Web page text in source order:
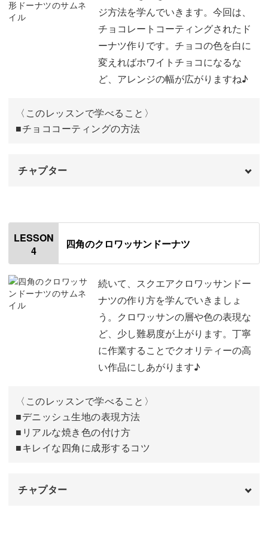
さし込みをして仕上げる 50:29
シートをドーナツに重ねて刺す 04:22
1回目のコーティングを刺す 05:12
2回目のコーティングを刺す 08:18
ジ方法を学んでいきます。今回は、
チョコレートコーティングされたド
ーナツ作りです。チョコの色を白に
変えればホワイトチョコになるな
ど、アレンジの幅が広がりますね♪
〈このレッスンで学べること〉
■チョココーティングの方法
チャプター
はじめに
使用材料・道具
羊毛を混色して丸める 01:37
05:11
成形してカットする 07:09
ドーナツにナッツをのせる
LESSON
4
四角のクロワッサンドーナツ
続いて、スクエアクロワッサンドー
ナツの作り方を学んでいきましょ
う。クロワッサンの層や色の表現な
ど、少し難易度が上がります。丁寧
に作業することでクオリティーの高
い作品にしあがります♪
〈このレッスンで学べること〉
■デニッシュ生地の表現方法
■リアルな焼き色の付け方
■キレイな四角に成形するコツ
チャプター